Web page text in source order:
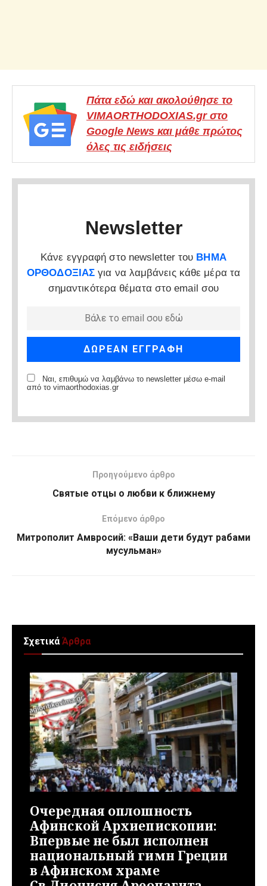
Πάτα εδώ και ακολούθησε το
VIMAORTHODOXIAS.gr στο
Google News και μάθε πρώτος
όλες τις ειδήσεις
Newsletter
Κάνε εγγραφή στο newsletter του ΒΗΜΑ
ΟΡΘΟΔΟΞΙΑΣ για να λαμβάνεις κάθε μέρα τα
σημαντικότερα θέματα στο email σου
Ναι, επιθυμώ να λαμβάνω το newsletter μέσω e-mail
από το vimaorthodoxias.gr
Προηγούμενο άρθρο
Святые отцы о любви к ближнему
Επόμενο άρθρο
Митрополит Амвросий: «Ваши дети будут рабами
мусульман»
ΣχετικάΆρθρα
Очередная оплошность
Афинской Архиепископии:
Впервые не был исполнен
национальный гимн Греции
в Афинском храме